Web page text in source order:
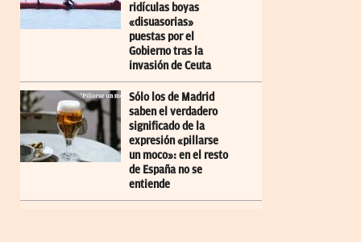
ridículas boyas
«disuasorias»
puestas por el
Gobierno tras la
invasión de Ceuta
Sólo los de Madrid
saben el verdadero
significado de la
expresión «pillarse
un moco»: en el resto
de España no se
entiende